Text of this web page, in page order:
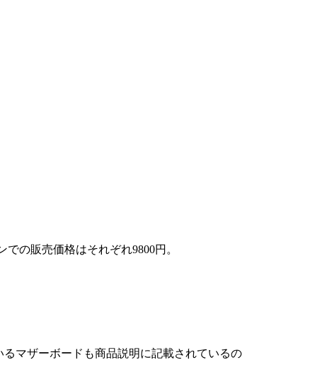
の販売価格はそれぞれ9800円。
マザーボードも商品説明に記載されているの